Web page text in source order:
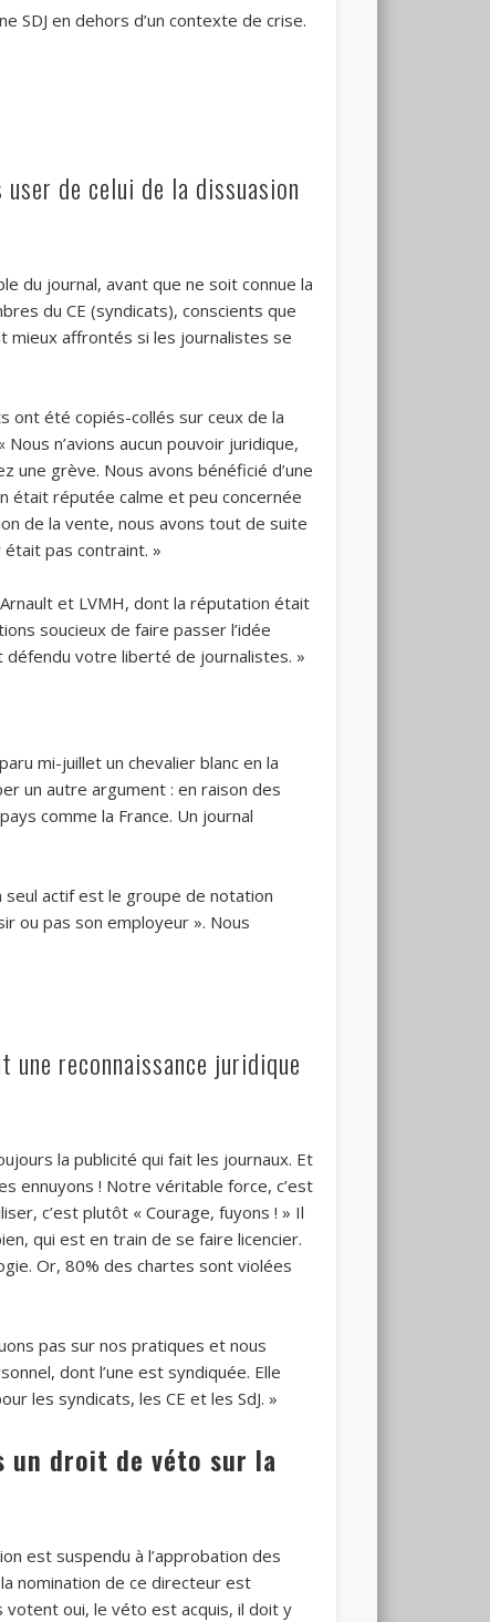
SDJ en dehors d’un contexte de crise.
de celui de la dissuasion
du journal, avant que ne soit connue la
du CE (syndicats), conscients que
mieux affrontés si les journalistes se
ont été copiés-collés sur ceux de la
n’avions aucun pouvoir juridique,
une grève. Nous avons bénéficié d’une
était réputée calme et peu concernée
de la vente, nous avons tout de suite
était pas contraint. »
et LVMH, dont la réputation était
soucieux de faire passer l’idée
défendu votre liberté de journalistes. »
mi-juillet un chevalier blanc en la
un autre argument : en raison des
comme la France. Un journal
seul actif est le groupe de notation
ou pas son employeur ». Nous
reconnaissance juridique
la publicité qui fait les journaux. Et
ennuyons ! Notre véritable force, c’est
c’est plutôt « Courage, fuyons ! » Il
qui est en train de se faire licencier.
Or, 80% des chartes sont violées
pas sur nos pratiques et nous
dont l’une est syndiquée. Elle
les syndicats, les CE et les SdJ. »
un droit de véto sur la
est suspendu à l’approbation des
nomination de ce directeur est
votent oui, le véto est acquis, il doit y